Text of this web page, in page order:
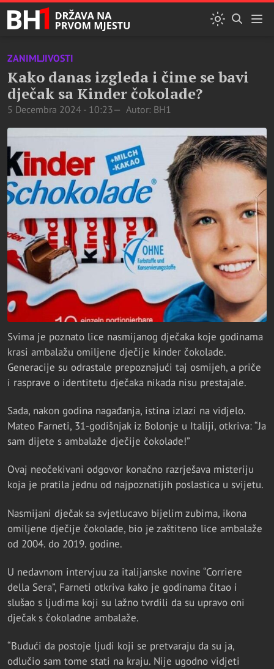
ZANIMLJIVOSTI
Kako danas izgleda i čime se bavi
dječak sa Kinder čokolade?
5 Decembra 2024 - 10:23 Autor: BH1
​Svima je poznato lice nasmijanog dječaka koje godinama
krasi ambalažu omiljene dječije kinder čokolade.
Generacije su odrastale prepoznajući taj osmijeh, a priče
i rasprave o identitetu dječaka nikada nisu prestajale.
Sada, nakon godina nagađanja, istina izlazi na vidjelo.
Mateo Farneti, 31-godišnjak iz Bolonje u Italiji, otkriva: “Ja
sam dijete s ambalaže dječije čokolade!”
Ovaj neočekivani odgovor konačno razrješava misteriju
koja je pratila jednu od najpoznatijih poslastica u svijetu.
Nasmijani dječak sa svjetlucavo bijelim zubima, ikona
omiljene dječije čokolade, bio je zaštiteno lice ambalaže
od 2004. do 2019. godine.
U nedavnom intervjuu za italijanske novine “Corriere
della Sera”, Farneti otkriva kako je godinama čitao i
slušao s ljudima koji su lažno tvrdili da su upravo oni
dječak s čokoladne ambalaže.
“Budući da postoje ljudi koji se pretvaraju da su ja,
odlučio sam tome stati na kraju. Nije ugodno vidjeti